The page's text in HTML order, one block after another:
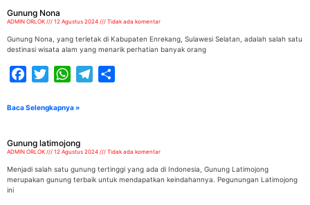
Gunung Nona
ADMIN ORLOK 12 Agustus 2024 Tidak ada komentar
Gunung Nona, yang terletak di Kabupaten Enrekang, Sulawesi Selatan, adalah salah satu
destinasi wisata alam yang menarik perhatian banyak orang
FacebookTwitterWhatsAppTelegram
Baca Selengkapnya »
Gunung latimojong
ADMIN ORLOK 12 Agustus 2024 Tidak ada komentar
Menjadi salah satu gunung tertinggi yang ada di Indonesia, Gunung Latimojong
merupakan gunung terbaik untuk mendapatkan keindahannya. Pegunungan Latimojong
ini